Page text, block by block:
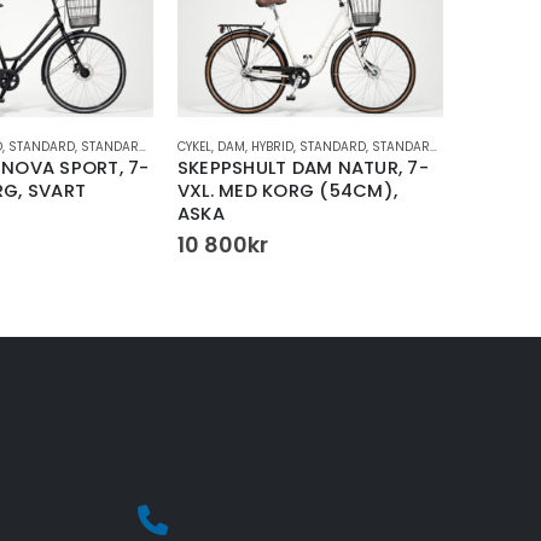
, STANDARD, STANDARDCYKEL
NOVA SPORT, 7-
SVART
CYKEL, DAM, HYBRID, STANDARD, STANDARDCYKEL
SKEPPSHULT DAM NATUR, 7-
VXL. MED KORG (54CM),
ASKA
10 800kr